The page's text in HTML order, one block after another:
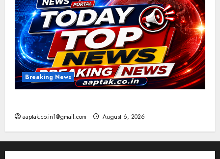
Breaking News
aaptak.co.in1@gmail.com August 6, 2026